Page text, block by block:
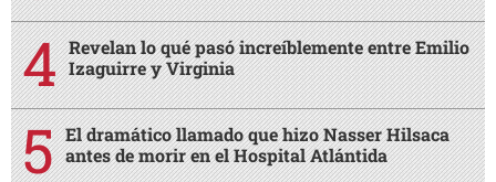
Revelan lo qué pasó increíblemente entre Emilio
Izaguirre y Virginia
El dramático llamado que hizo Nasser Hilsaca
antes de morir en el Hospital Atlántida